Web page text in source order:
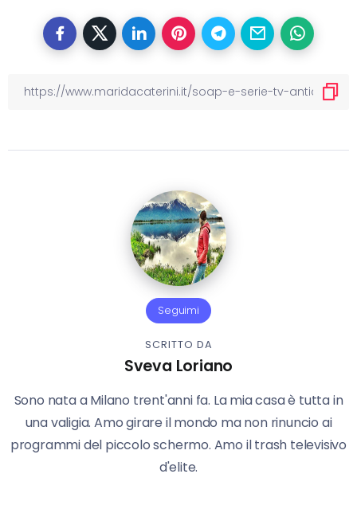
Seguimi
SCRITTO DA
Sveva Loriano
Sono nata a Milano trent'anni fa. La mia casa è tutta in
una valigia. Amo girare il mondo ma non rinuncio ai
programmi del piccolo schermo. Amo il trash televisivo
d'elite.